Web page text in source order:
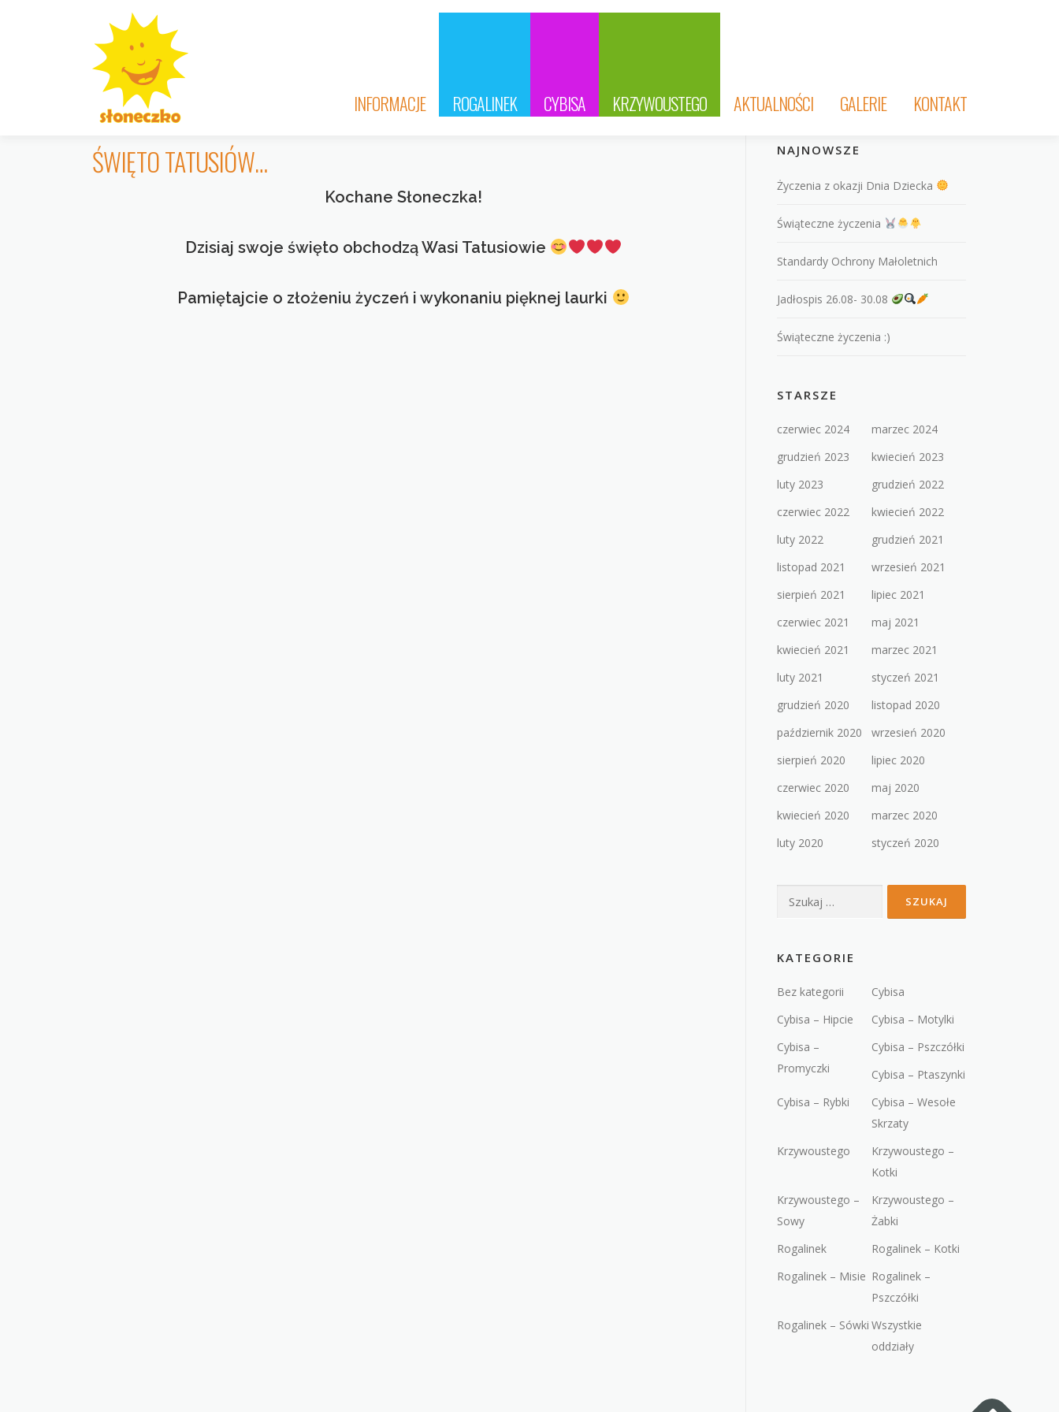
INFORMACJE ROGALINEK CYBISA KRZYWOUSTEGO AKTUALNOŚCI GALERIE KONTAKT
ŚWIĘTO TATUSIÓW…
Kochane Słoneczka!
Dzisiaj swoje święto obchodzą Wasi Tatusiowie
Pamiętajcie o złożeniu życzeń i wykonaniu pięknej laurki
NAJNOWSZE
Życzenia z okazji Dnia Dziecka
Świąteczne życzenia
Standardy Ochrony Małoletnich
Jadłospis 26.08- 30.08
Świąteczne życzenia :)
STARSZE
czerwiec 2024
marzec 2024
grudzień 2023
kwiecień 2023
luty 2023
grudzień 2022
czerwiec 2022
kwiecień 2022
luty 2022
grudzień 2021
listopad 2021
wrzesień 2021
sierpień 2021
lipiec 2021
czerwiec 2021
maj 2021
kwiecień 2021
marzec 2021
luty 2021
styczeń 2021
grudzień 2020
listopad 2020
październik 2020
wrzesień 2020
sierpień 2020
lipiec 2020
czerwiec 2020
maj 2020
kwiecień 2020
marzec 2020
luty 2020
styczeń 2020
Szukaj:
KATEGORIE
Bez kategorii
Cybisa
Cybisa – Hipcie
Cybisa – Motylki
Cybisa –
Promyczki
Cybisa – Pszczółki
Cybisa – Ptaszynki
Cybisa – Rybki
Cybisa – Wesołe
Skrzaty
Krzywoustego
Krzywoustego –
Kotki
Krzywoustego –
Sowy
Krzywoustego –
Żabki
Rogalinek
Rogalinek – Kotki
Rogalinek – Misie Rogalinek –
Pszczółki
Rogalinek – Sówki Wszystkie
oddziały